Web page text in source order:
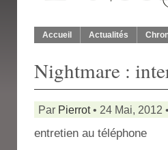
Accueil Actualités
Nightmare :
Par Pierrot• 24 Mai, 2012
entretien au téléphone